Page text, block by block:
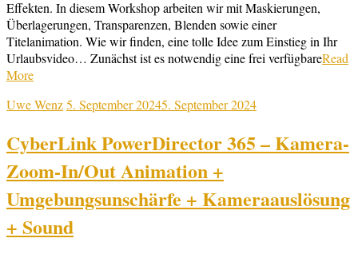
Effekten. In diesem Workshop arbeiten wir mit Maskierungen,
Überlagerungen, Transparenzen, Blenden sowie einer
Titelanimation. Wie wir finden, eine tolle Idee zum Einstieg in Ihr
Urlaubsvideo… Zunächst ist es notwendig eine frei verfügbareRead
More
Uwe Wenz5. September 20245. September 2024
CyberLink PowerDirector 365 – Kamera-
Zoom-In/Out Animation +
Umgebungsunschärfe + Kameraauslösung
+ Sound